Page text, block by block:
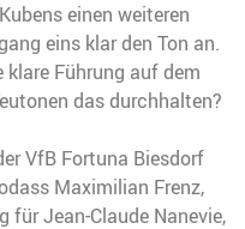
einen weiteren
eins klar den Ton an.
Führung auf dem
das durchhalten?
VfB Fortuna Biesdorf
Maximilian Frenz,
für Jean-Claude Nanevie,